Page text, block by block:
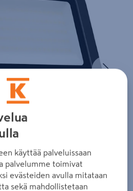
käyttää palveluissaan
palvelumme toimivat
evästeiden avulla mitataan
sekä mahdollistetaan